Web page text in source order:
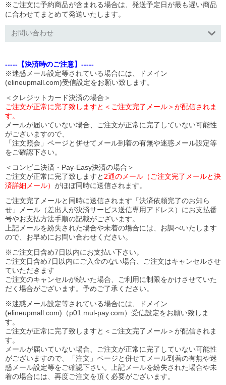
※ご注文に予約商品が含まれる場合は、発送予定日が最も遅い商品
に合わせてまとめて発送いたします。
お問い合わせ
-----【決済時のご注意】-----
※迷惑メール設定等されている場合には、ドメイン
(elineupmall.com)受信設定をお願い致します。
＜クレジットカード決済の場合＞
ご注文が正常に完了致しますと＜ご注文完了メール＞が配信されま
す。
メールが届いていない場合、ご注文が正常に完了していない可能性
がございますので、
「注文照会」ページと併せてメール到着の有無や迷惑メール設定等
をご確認下さい。
＜コンビニ決済・Pay-Easy決済の場合＞
ご注文が正常に完了致しますと 2通のメール（ご注文完了メールと決
済詳細メール） がほぼ同時に送信されます。
ご注文完了メールと同時に送信されます「決済依頼完了のお知ら
せ」メール（差出人が決済サービス送信専用アドレス）にお支払番
号やお支払方法手順の記載がございます。
上記メールを紛失された場合や未着の場合には、お調べいたします
ので、お早めにお問い合わせください。
※ご注文日含め7日以内にお支払い下さい。
ご注文日含め7日以内にご入金のない場合、ご注文はキャンセルさせ
ていただきます
ご注文のキャンセルが続いた場合、ご利用に制限をかけさせていた
だく場合がございます。予めご了承ください。
※迷惑メール設定等されている場合には、ドメイン
(elineupmall.com)（p01.mul-pay.com）受信設定をお願い致しま
す。
ご注文が正常に完了致しますと＜ご注文完了メール＞が配信されま
す。
メールが届いていない場合、ご注文が正常に完了していない可能性
がございますので、「注文」ページと併せてメール到着の有無や迷
惑メール設定等をご確認下さい。
上記メールを紛失された場合や未
着の場合には、再度ご注文を頂く必要がございます。